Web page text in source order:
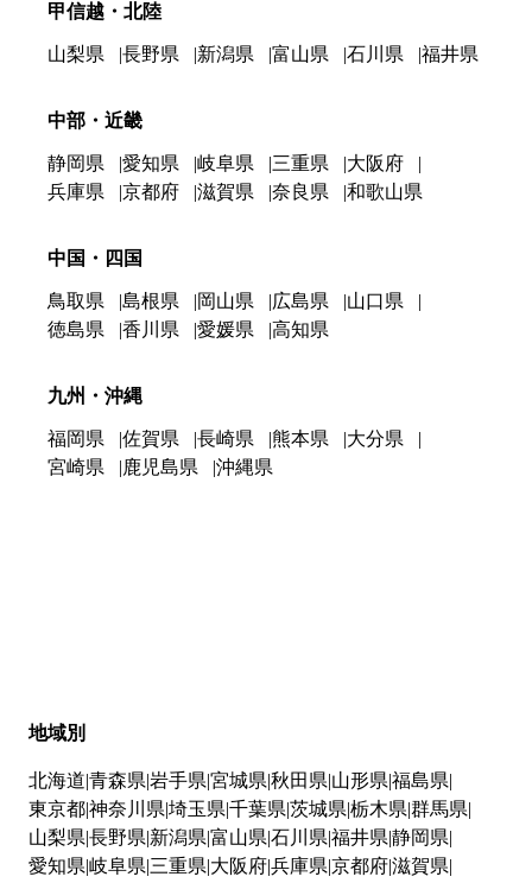
甲信越・北陸
山梨県 長野県 新潟県 富山県 石川県 福井県
中部・近畿
静岡県 愛知県 岐阜県 三重県
大阪府
兵庫県
京都府 滋賀県 奈良県 和歌山県
中国・四国
鳥取県 島根県 岡山県 広島県
山口県
徳島県
香川県 愛媛県 高知県
九州・沖縄
福岡県 佐賀県 長崎県 熊本県
大分県
宮崎県
鹿児島県 沖縄県
地域別
北海道 青森県 岩手県 宮城県 秋田県 山形県 福島県
東京都神奈川県 埼玉県 千葉県 茨城県 栃木県 群馬県
山梨県 長野県 新潟県 富山県 石川県 福井県 静岡県
愛知県 岐阜県 三重県 大阪府兵庫県 京都府滋賀県